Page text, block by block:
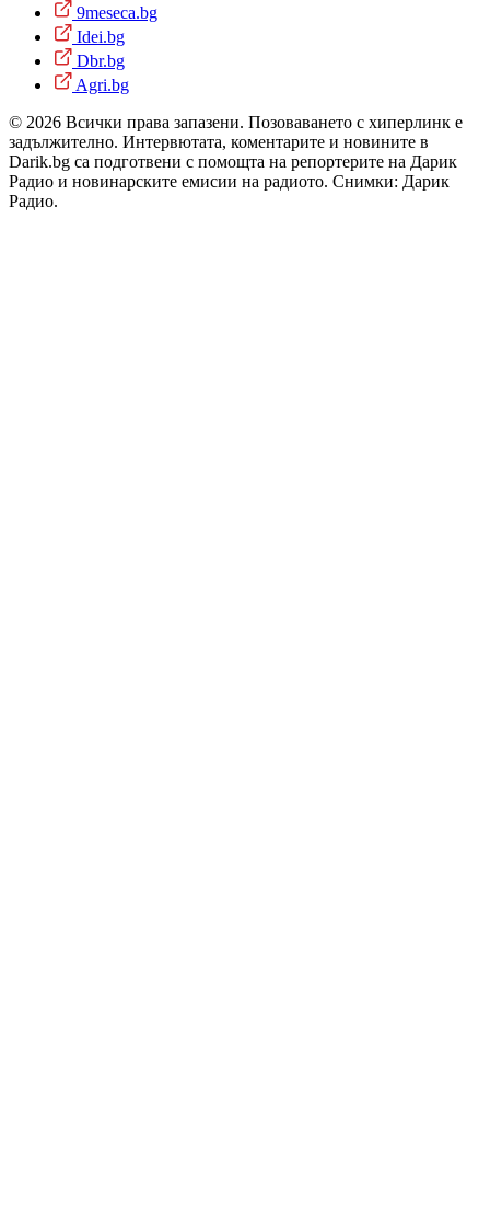
9meseca.bg
Idei.bg
Dbr.bg
Agri.bg
© 2026 Всички права запазени. Позоваването с хиперлинк е
задължително. Интервютата, коментарите и новините в
Darik.bg са подготвени с помощта на репортерите на Дарик
Радио и новинарските емисии на радиото. Снимки: Дарик
Радио.